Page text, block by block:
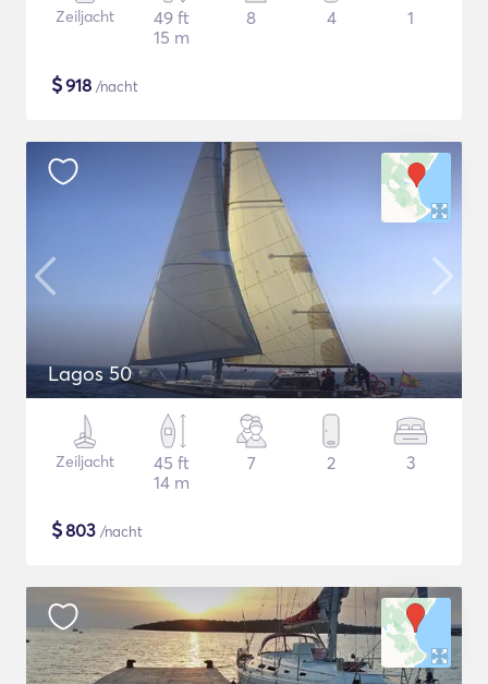
Zeiljacht
49 ft
15 m
8 4 1
$918 /nacht
Lagos 50
Zeiljacht
45 ft
14 m
7 2 3
$803 /nacht